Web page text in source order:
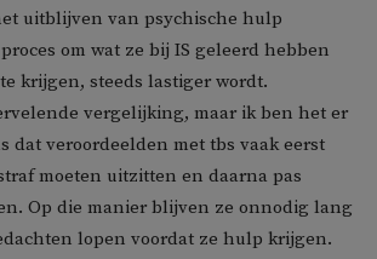
uitblijven van psychische hulp
om wat ze bij IS geleerd hebben
krijgen, steeds lastiger wordt.
vergelijking, maar ik ben het er
dat veroordeelden met tbs vaak eerst
moeten uitzitten en daarna pas
Op die manier blijven ze onnodig lang
lopen voordat ze hulp krijgen.